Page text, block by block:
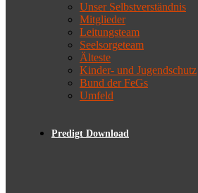
Unser Selbstverständnis
Mitglieder
Leitungsteam
Seelsorgeteam
Älteste
Kinder- und Jugendschutz
Bund der FeGs
Umfeld
Predigt Download